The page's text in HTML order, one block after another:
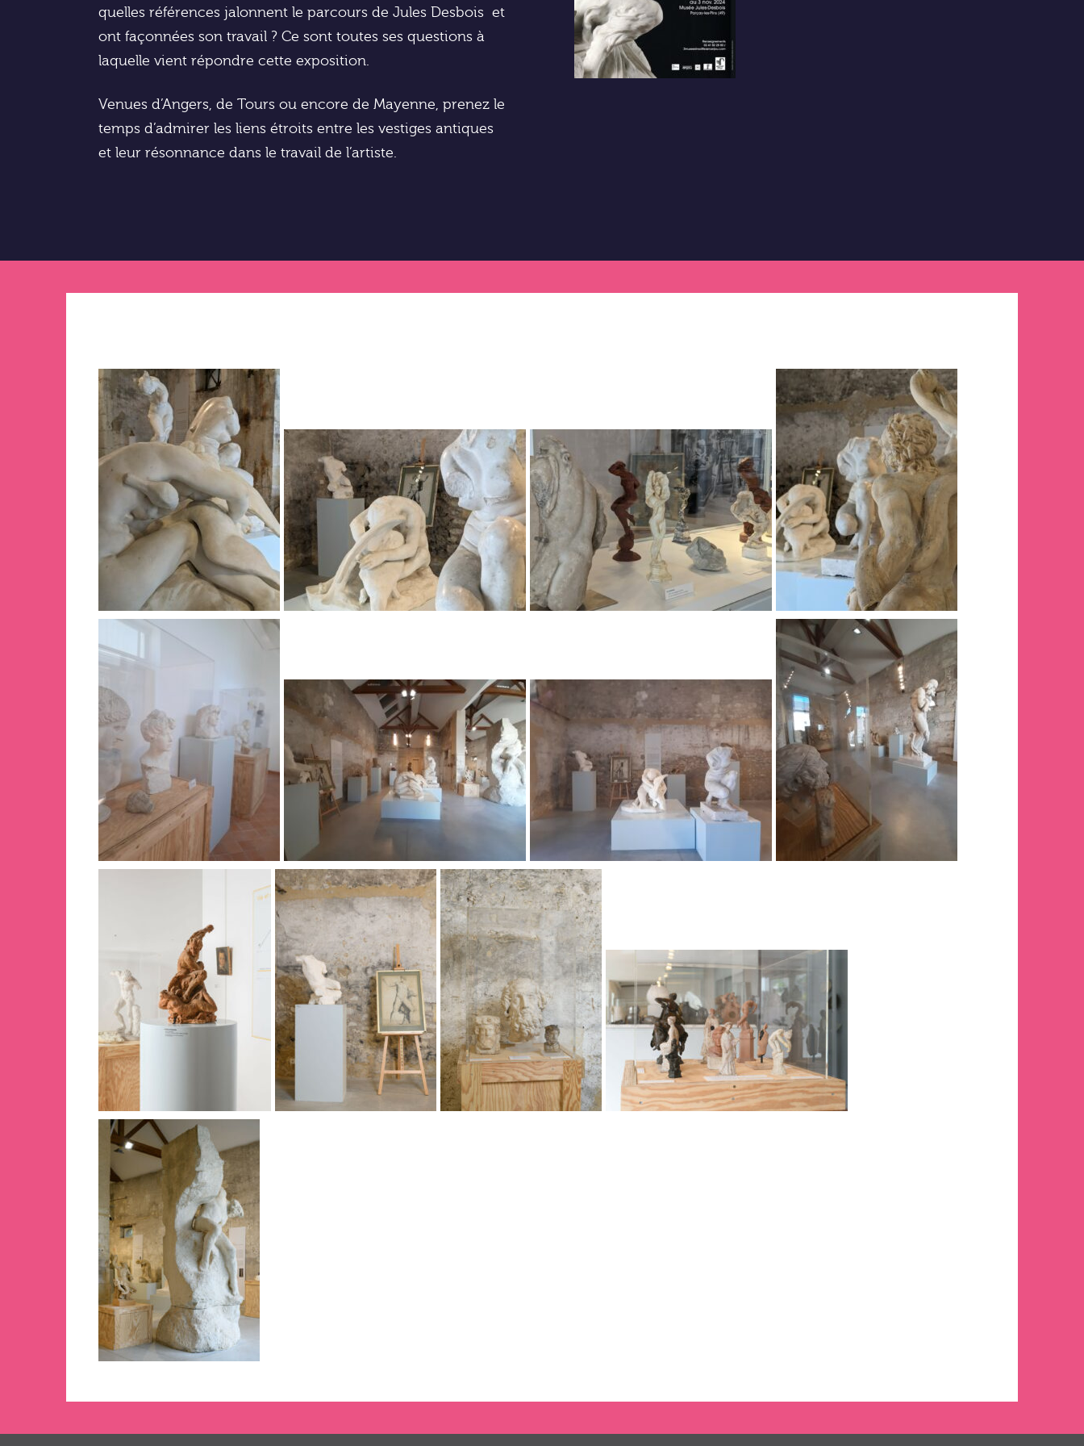
quelles références jalonnent le parcours de Jules Desbois et
ont façonnées son travail ? Ce sont toutes ses questions à
laquelle vient répondre cette exposition.
Venues d’Angers, de Tours ou encore de Mayenne, prenez le
temps d’admirer les liens étroits entre les vestiges antiques
et leur résonnance dans le travail de l’artiste.